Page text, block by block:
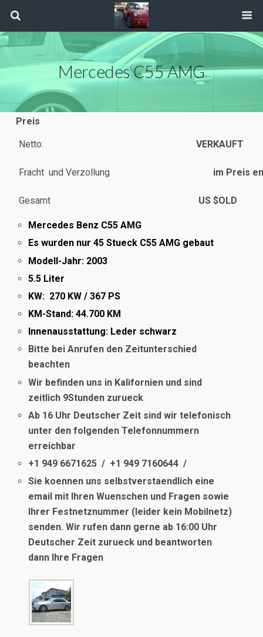
Mercedes C55 AMG
Preis
Netto: VERKAUFT
Fracht und Verzollung im Preis
Gesamt US $OLD
Mercedes Benz C55 AMG
Es wurden nur 45 Stueck C55 AMG gebaut
Modell-Jahr: 2003
5.5 Liter
KW: 270 KW / 367 PS
KM-Stand: 44.700 KM
Innenausstattung: Leder schwarz
Bitte bei Anrufen den Zeitunterschied
beachten
Wir befinden uns in Kalifornien und sind
zeitlich 9Stunden zurueck
Ab 16 Uhr Deutscher Zeit sind wir telefonisch
unter den folgenden Telefonnummern
erreichbar
+1 949 6671625 / +1 949 7160644 /
Sie koennen uns selbstverstaendlich eine
email mit Ihren Wuenschen und Fragen sowie
Ihrer Festnetznummer (leider kein Mobilnetz)
senden. Wir rufen dann gerne ab 16:00 Uhr
Deutscher Zeit zurueck und beantworten
dann Ihre Fragen